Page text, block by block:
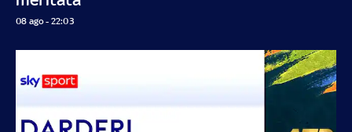
08 ago - 22:03